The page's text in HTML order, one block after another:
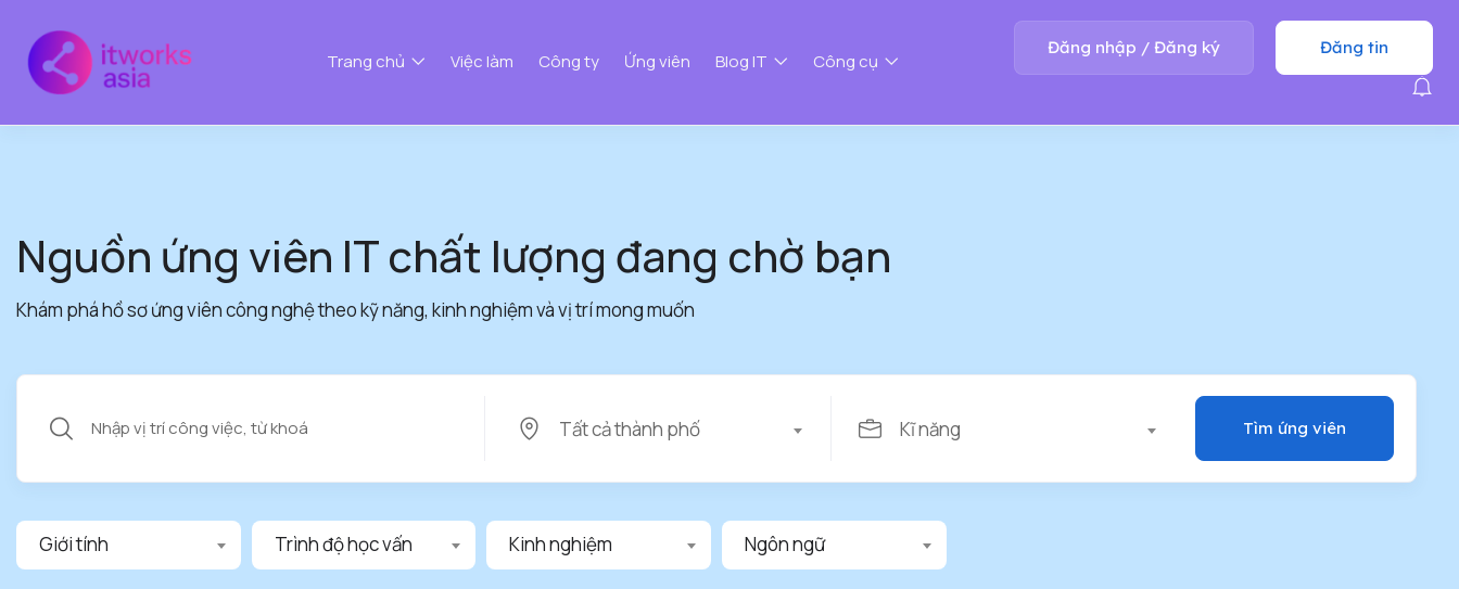
Trang chủ Việc làm Công ty Ứng viên Blog IT Công cụ
Đăng nhập / Đăng ký Đăng tin
Nguồn ứng viên IT chất lượng đang chờ bạn
Khám phá hồ sơ ứng viên công nghệ theo kỹ năng, kinh nghiệm và vị trí mong muốn
Tất cả thành phố Kĩ năng Tìm ứng viên
Giới tính Trình độ học vấn Kinh nghiệm Ngôn ngữ